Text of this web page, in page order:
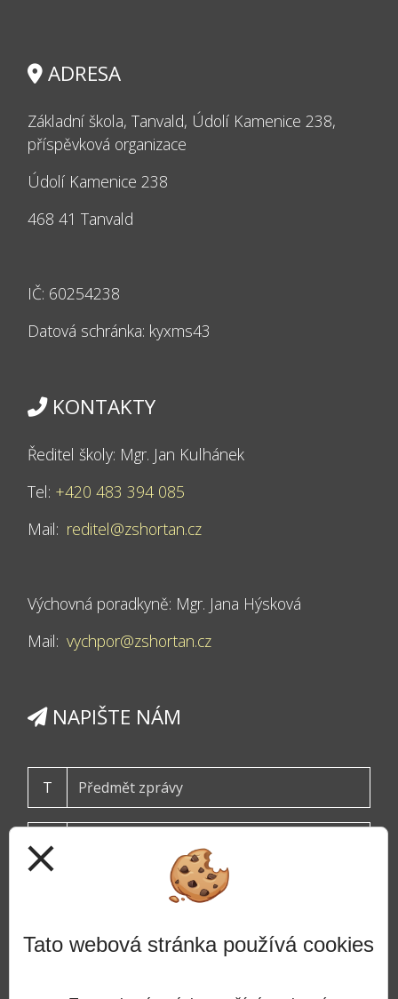
ADRESA
Základní škola, Tanvald, Údolí Kamenice 238,
příspěvková organizace
Údolí Kamenice 238
468 41 Tanvald
IČ: 60254238
Datová schránka: kyxms43
KONTAKTY
Ředitel školy: Mgr. Jan Kulhánek
Tel: +420 483 394 085
Mail: reditel@zshortan.cz
Výchovná poradkyně: Mgr. Jana Hýsková
Mail: vychpor@zshortan.cz
NAPIŠTE NÁM
T
close
Tato webová stránka používá cookies